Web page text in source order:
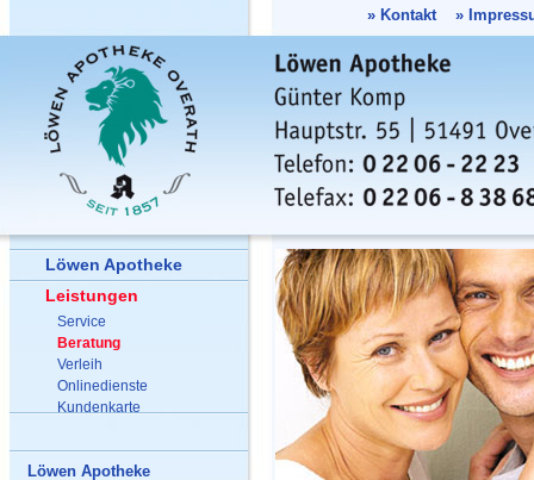
» Kontakt»
Löwen Apotheke
Leistungen
Service
Beratung
Verleih
Onlinedienste
Kundenkarte
Löwen Apotheke